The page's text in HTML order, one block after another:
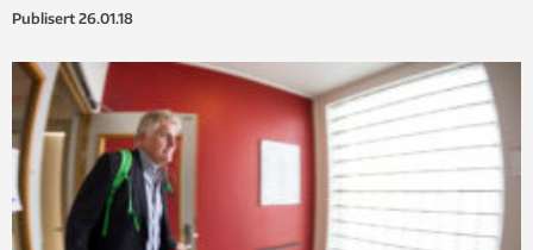
Publisert 26.01.18